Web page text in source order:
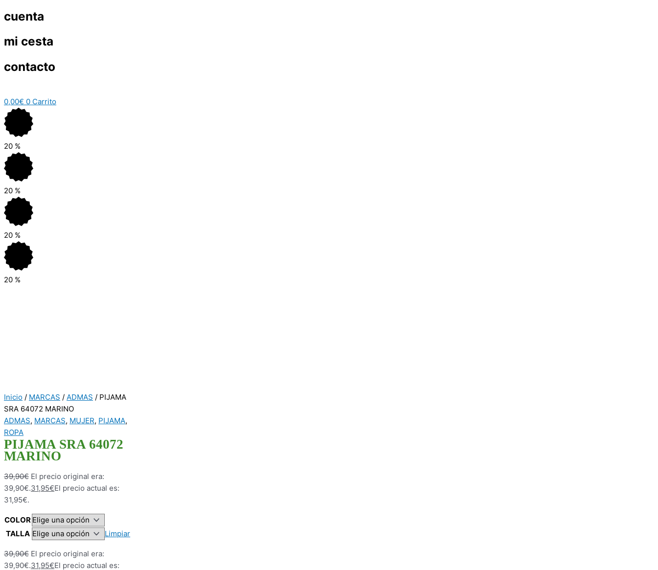
cuenta
mi cesta
contacto
0,00€ 0 Carrito
20 %
20 %
20 %
20 %
Inicio / MARCAS / ADMAS / PIJAMA
SRA 64072 MARINO
ADMAS, MARCAS, MUJER, PIJAMA,
ROPA
PIJAMA SRA 64072
MARINO
39,90€ El precio original era:
39,90€.31,95€El precio actual es:
31,95€.
COLOR
TALLA
Limpiar
39,90€ El precio original era:
39,90€.31,95€El precio actual es: